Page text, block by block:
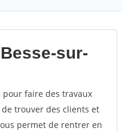
sur-
pour faire des travaux
trouver des clients et
permet de rentrer en